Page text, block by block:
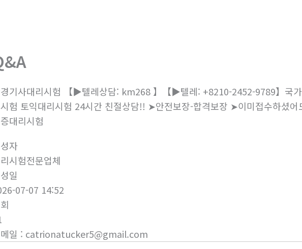
기사대리시험 【▶텔레상담: km268 】【▶텔레: +8210-2452-9789】국가
험 토익대리시험 24시간 친절상담!! ➤안전보장-합격보장 ➤이미접수하셨어
대리시험
자
시험전문업체
일
07-07 14:52
일 : catrionatucker5@gmail.com